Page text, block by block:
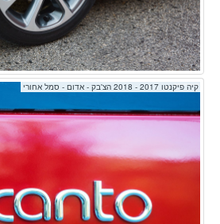
קיה פיקנטו 2017 - 2018 הצ'בק - אדום - סמל אחורי